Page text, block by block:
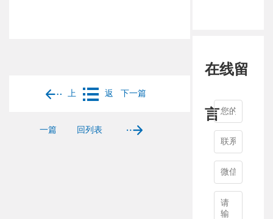
上
一篇
返
回列表
下一篇
在线留
言